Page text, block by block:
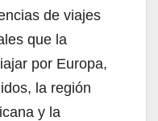
de viajes
que la
por Europa,
la región
y la